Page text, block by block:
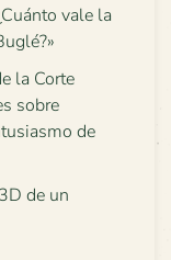
vale la
la Corte
sobre
de
de un